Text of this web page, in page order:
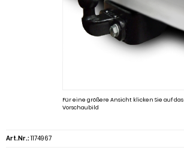
Für eine größere Ansicht klicken Sie auf das
Vorschaubild
Art.Nr.:1174967